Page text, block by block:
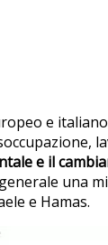
e
e il
una
e Hamas.